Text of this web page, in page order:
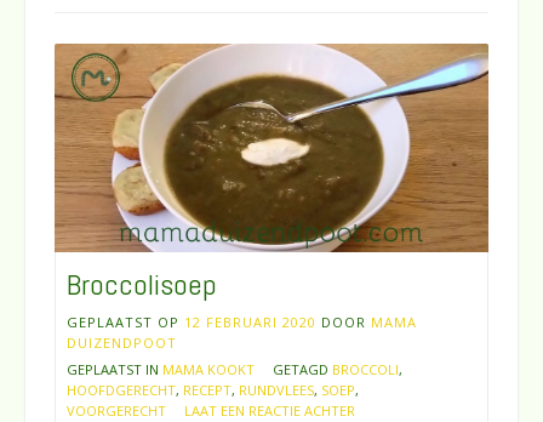
Broccolisoep
GEPLAATST OP 12 FEBRUARI 2020 DOOR MAMA
DUIZENDPOOT
GEPLAATST IN MAMA KOOKT GETAGD BROCCOLI,
HOOFDGERECHT, RECEPT, RUNDVLEES, SOEP,
VOORGERECHT
LAAT EEN REACTIE ACHTER